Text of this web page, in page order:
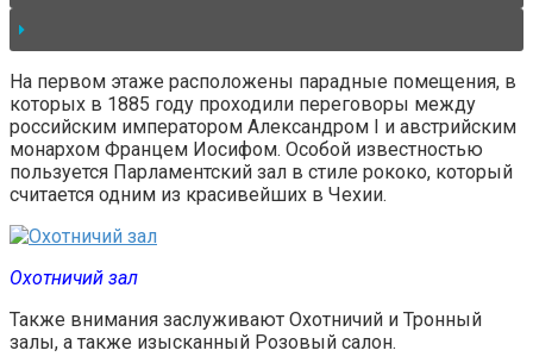
На первом этаже расположены парадные помещения, в
которых в 1885 году проходили переговоры между
российским императором Александром I и австрийским
монархом Францем Иосифом. Особой известностью
пользуется Парламентский зал в стиле рококо, который
считается одним из красивейших в Чехии.
Охотничий зал
Также внимания заслуживают Охотничий и Тронный
залы, а также изысканный Розовый салон.